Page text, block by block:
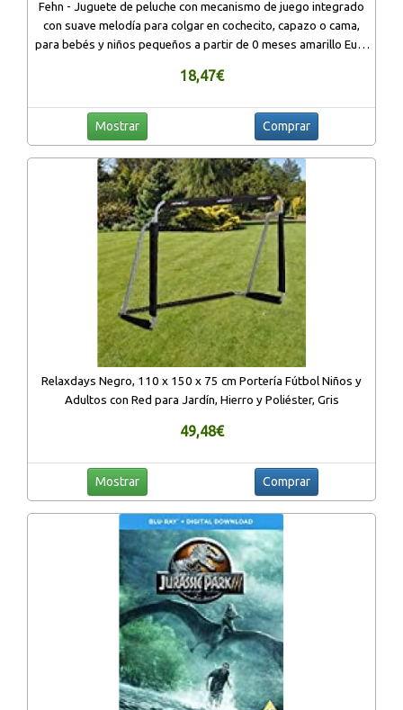
Fehn - Juguete de peluche con mecanismo de juego integrado
con suave melodía para colgar en cochecito, capazo o cama,
para bebés y niños pequeños a partir de 0 meses amarillo Eule,
18,47€
Mostrar Comprar
Relaxdays Negro, 110 x 150 x 75 cm Portería Fútbol Niños y
Adultos con Red para Jardín, Hierro y Poliéster, Gris
49,48€
Mostrar Comprar